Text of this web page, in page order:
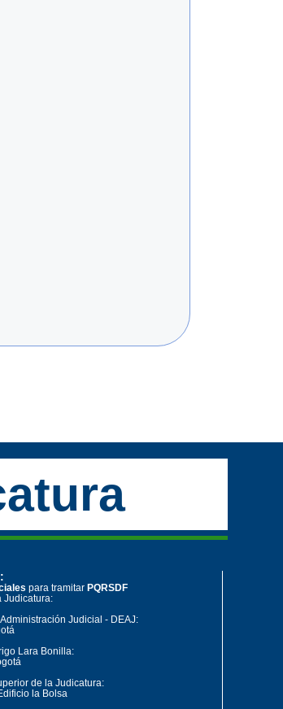
para tramitar PQRSDF
Judicatura:
Judicial - DEAJ:
Lara Bonilla:
de la Judicatura:
la Bolsa